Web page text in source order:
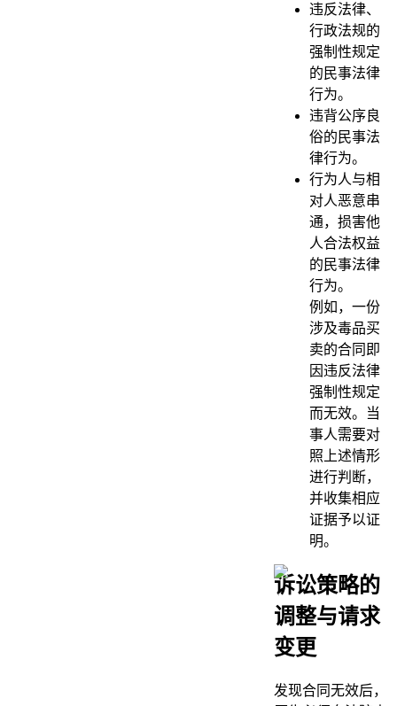
违反法律、
行政法规的
强制性规定
的民事法律
行为。
违背公序良
俗的民事法
律行为。
行为人与相
对人恶意串
通，损害他
人合法权益
的民事法律
行为。
例如，一份
涉及毒品买
卖的合同即
因违反法律
强制性规定
而无效。当
事人需要对
照上述情形
进行判断，
并收集相应
证据予以证
明。
诉讼策略的
调整与请求
变更
发现合同无效后，